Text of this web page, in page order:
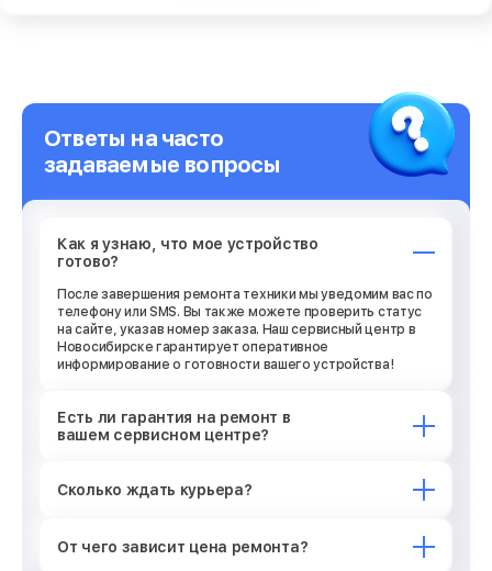
Ответы на часто
задаваемые вопросы
Как я узнаю, что мое устройство
готово?
После завершения ремонта техники мы уведомим вас по
телефону или SMS. Вы также можете проверить статус
на сайте, указав номер заказа. Наш сервисный центр в
Новосибирске гарантирует оперативное
информирование о готовности вашего устройства!
Есть ли гарантия на ремонт в
вашем сервисном центре?
Сколько ждать курьера?
От чего зависит цена ремонта?